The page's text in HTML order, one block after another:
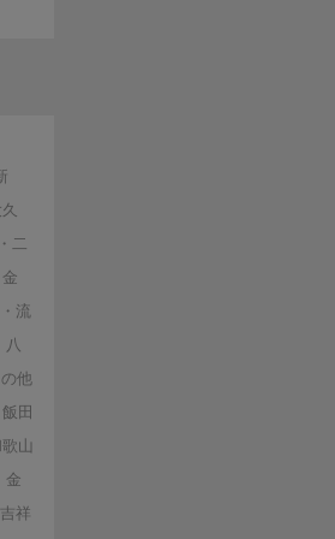
二
流
八
他
飯田
山
金
祥